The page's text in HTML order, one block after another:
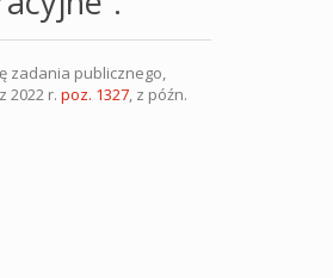
zadania publicznego,
2022 r. poz. 1327, z późn.